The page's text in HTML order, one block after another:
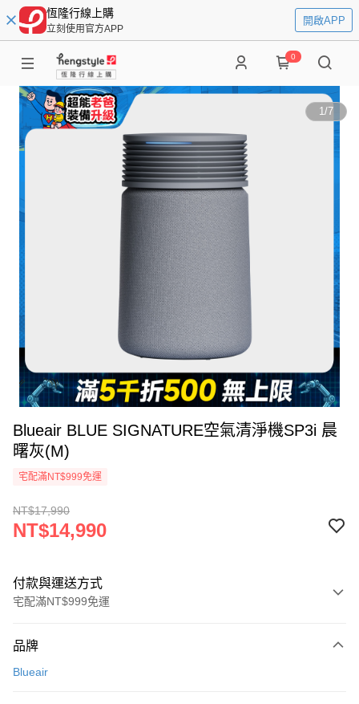
恆隆行線上購
立刻使用官方APP
開啟APP
0
1/7
Blueair BLUE SIGNATURE空氣清淨機SP3i 晨
曙灰(M)
宅配滿NT$999免運
NT$17,990
NT$14,990
付款與運送方式
宅配滿NT$999免運
信用卡一次付款
品牌
Blueair